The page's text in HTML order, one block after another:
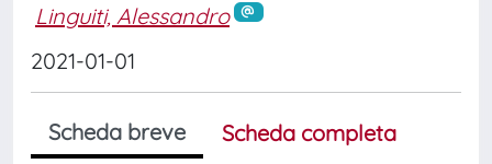
Linguiti, Alessandro
2021-01-01
Scheda breve
Scheda completa